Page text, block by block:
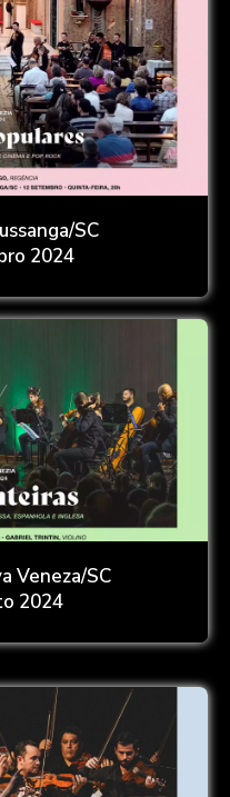
SC
2024
Veneza/SC
2024